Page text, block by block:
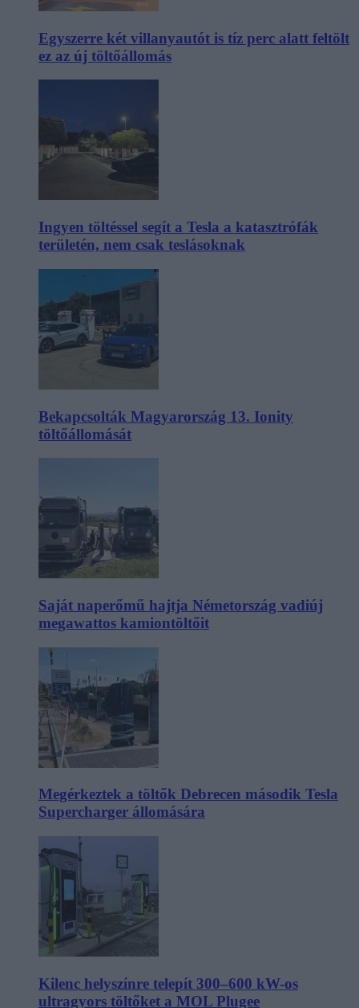
Egyszerre két villanyautót is tíz perc alatt feltölt
ez az új töltőállomás
Ingyen töltéssel segít a Tesla a katasztrófák
területén, nem csak teslásoknak
Bekapcsolták Magyarország 13. Ionity
töltőállomását
Saját naperőmű hajtja Németország vadiúj
megawattos kamiontöltőit
Megérkeztek a töltők Debrecen második Tesla
Supercharger állomására
Kilenc helyszínre telepít 300–600 kW-os
ultragyors töltőket a MOL Plugee